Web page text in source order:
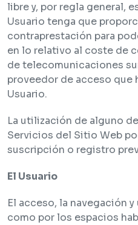
libre y, por regla general,
Usuario tenga que
contraprestación para
en lo relativo al coste de
de telecomunicaciones
proveedor de acceso que
Usuario.
La utilización de alguno
Servicios del Sitio Web
suscripción o registro
El Usuario
El acceso, la navegación
como por los espacios